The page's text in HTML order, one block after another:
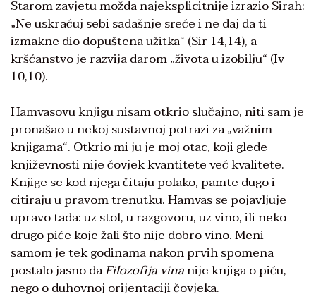
Starom zavjetu možda najeksplicitnije izrazio Sirah:
„Ne uskraćuj sebi sadašnje sreće i ne daj da ti
izmakne dio dopuštena užitka“ (Sir 14,14), a
kršćanstvo je razvija darom „života u izobilju“ (Iv
10,10).
Hamvasovu knjigu nisam otkrio slučajno, niti sam je
pronašao u nekoj sustavnoj potrazi za „važnim
knjigama“. Otkrio mi ju je moj otac, koji glede
književnosti nije čovjek kvantitete već kvalitete.
Knjige se kod njega čitaju polako, pamte dugo i
citiraju u pravom trenutku. Hamvas se pojavljuje
upravo tada: uz stol, u razgovoru, uz vino, ili neko
drugo piće koje žali što nije dobro vino. Meni
samom je tek godinama nakon prvih spomena
postalo jasno daFilozofija vinanije knjiga o piću,
nego o duhovnoj orijentaciji čovjeka.